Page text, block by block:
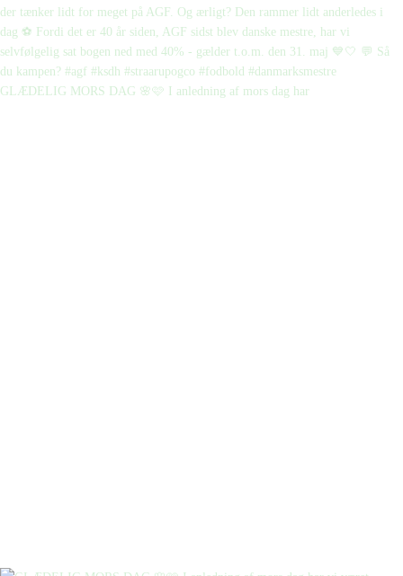
GLÆDELIG MORS DAG 🌸🩷 I anledning af mors dag har